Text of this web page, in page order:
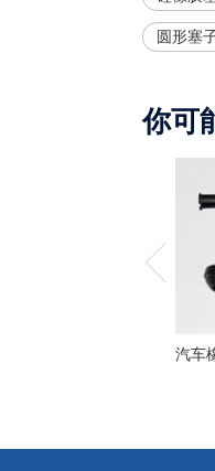
圆形塞
你可
汽车